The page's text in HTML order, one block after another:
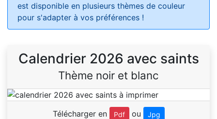
est disponible en plusieurs thèmes de couleur
pour s'adapter à vos préférences !
Calendrier 2026 avec saints
Thème noir et blanc
Télécharger en Pdf ou Jpg